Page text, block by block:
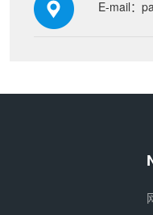
E-mail：